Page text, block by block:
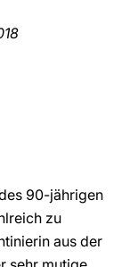
90-jährigen
zu
aus der